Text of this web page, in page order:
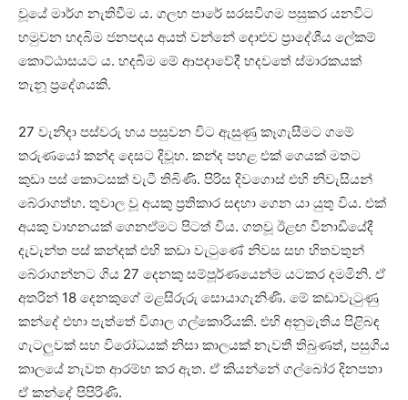
වූයේ මාර්ග නැතිවීම ය. ගලහ පාරේ සරසවිගම පසුකර යනවිට
හමුවන හදබිම ජනපදය අයත් වන්නේ දොළුව ප්‍රාදේශීය ලේකම්
කොට්ඨාසයට ය. හදබිම මේ ආපදාවේදී හදවතේ ස්මාරකයක්
තැනූ ප්‍රදේශයකි.
27 වැනිදා පස්වරු හය පසුවන විට ඇසුණු කෑගැසීමට ගමේ
තරුණයෝ කන්ද දෙසට දිවූහ. කන්ද පහළ එක් ගෙයක් මතට
කුඩා පස් කොටසක් වැටී තිබිණි. පිරිස දිවගොස් එහි නිවැසියන්
බේරාගත්හ. තුවාල වූ අයකු ප්‍රතිකාර සඳහා ගෙන යා යුතු විය. එක්
අයකු වාහනයක් ගෙනඒමට පිටත් විය. ගතවූ ඊළඟ විනාඩියේදී
දැවැන්ත පස් කන්දක් එහි කඩා වැටුණේ නිවස සහ හිතවතුන්
බේරාගන්නට ගිය 27 දෙනකු සම්පූර්ණයෙන්ම යටකර දමමිනි. ඒ
අතරින් 18 දෙනකුගේ මළසිරුරු සොයාගැනිණි. මේ කඩාවැටුණු
කන්දේ එහා පැත්තේ විශාල ගල්කොරියකි. එහි අනුමැතිය පිළිබඳ
ගැටලුවක් සහ විරෝධයක් නිසා කාලයක් නැවතී තිබුණත්, පසුගිය
කාලයේ නැවත ආරම්භ කර ඇත. ඒ කියන්නේ ගල්බෝර දිනපතා
ඒ කන්දේ පිපිරිණි.